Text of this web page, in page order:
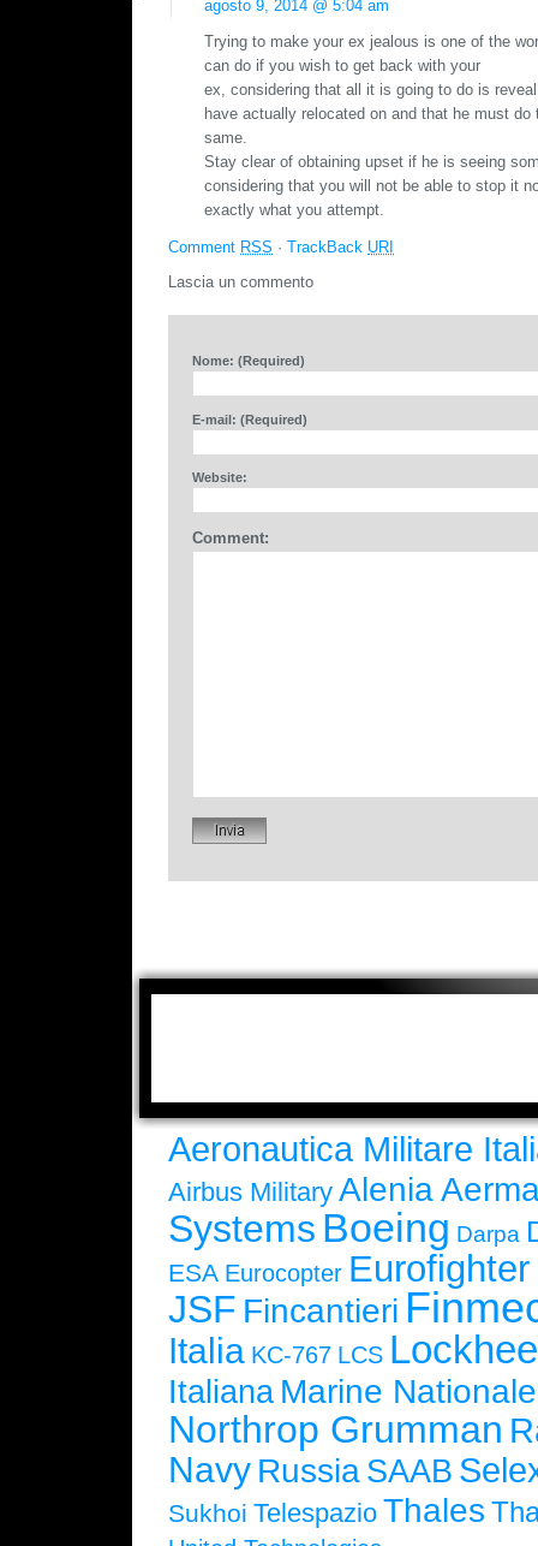
agosto 9, 2014 @ 5:04 am
Trying to make your ex jealous is one of the
can do if you wish to get back with your
ex, considering that all it is going to do is
have actually relocated on and that he must do
same.
Stay clear of obtaining upset if he is seeing
considering that you will not be able to stop it
exactly what you attempt.
Comment RSS · TrackBack URI
Lascia un commento
Nome: (Required)
E-mail: (Required)
Website:
Comment:
Aeronautica Militare
Airbus Military Alenia
Systems Boeing Darpa
ESA Eurocopter
JSF Fincantieri
Italia KC-767 LCS
Italiana Marine Nationale
Northrop Grumman
Navy Russia SAAB
Sukhoi Telespazio Thales